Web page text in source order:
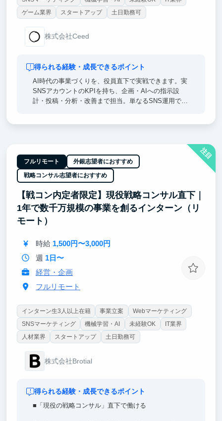
ゲーム業界
スタートアップ 土日勤務可
株式会社Ceed
得られる経験・成長できるポイント
AI時代の事業づくりを、役員直下で実戦できます。実
SNSアカウントのKPIを持ち、企画・AIへの指示設
計・投稿・分析・改善まで担当。単なるSNS運用では
注目
フルリモート 外銀志望者におすすめ
戦略コンサル志望者におすすめ
【戦コン内定者限定】現役戦略コンサル直下｜
1年で数千万規模の事業を創るインターン（リ
モート）
時給 1,500円〜3,000円
週 1日〜
経営・企画
フルリモート
インターン生3人以上在籍 事業立案
Webマーケティング
SNSマーケティング
機械学習・AI 未経験OK
IT業界
人材業界
スタートアップ 土日勤務可
株式会社Brotial
得られる経験・成長できるポイント
■「現役の戦略コンサル」直下で働ける